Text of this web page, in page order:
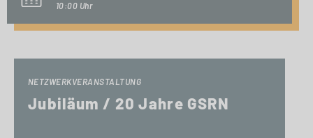
10:00 Uhr
NETZWERKVERANSTALTUNG
Jubiläum / 20 Jahre GSRN